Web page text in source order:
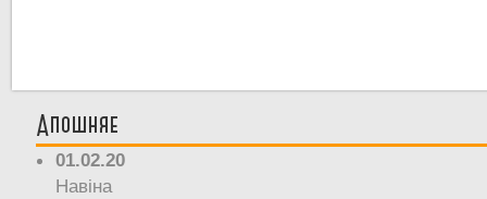
Апошняе
01.02.20
Навіна